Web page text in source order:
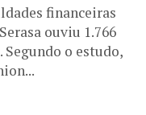
financeiras
ouviu 1.766
o estudo,